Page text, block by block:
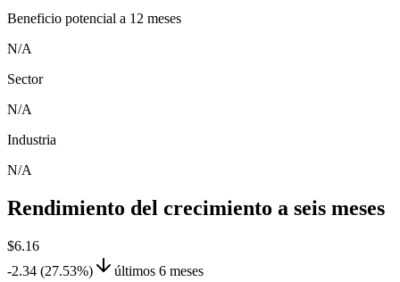
Beneficio potencial a 12 meses
N/A
Sector
N/A
Industria
N/A
Rendimiento del crecimiento a seis meses
$6.16
-2.34 (27.53%)
últimos 6 meses